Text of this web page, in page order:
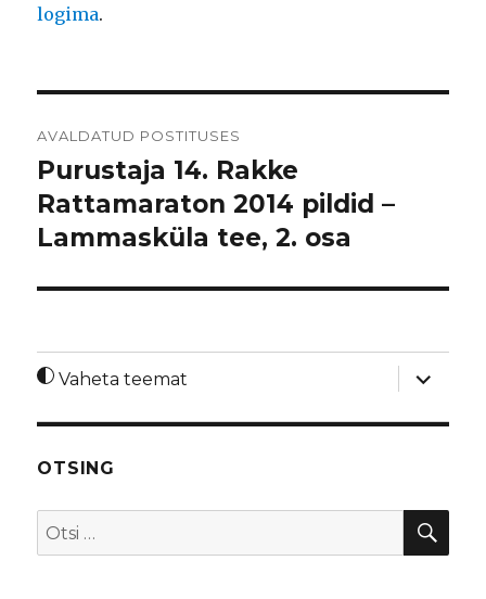
logima.
AVALDATUD POSTITUSES
Purustaja 14. Rakke
Rattamaraton 2014 pildid –
Lammasküla tee, 2. osa
Vaheta teemat
laienda
OTSING
Otsi: